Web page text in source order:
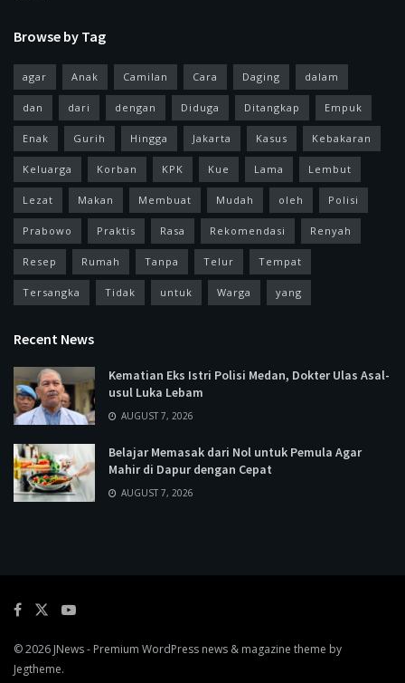
Browse by Tag
agar Anak Camilan Cara Daging dalam
dan dari dengan Diduga Ditangkap Empuk
Enak Gurih Hingga Jakarta Kasus Kebakaran
Keluarga Korban KPK Kue Lama Lembut
Lezat Makan Membuat Mudah oleh Polisi
Prabowo Praktis Rasa Rekomendasi Renyah
Resep Rumah Tanpa Telur Tempat
Tersangka Tidak untuk Warga yang
Recent News
Kematian Eks Istri Polisi Medan, Dokter Ulas Asal-
usul Luka Lebam
AUGUST 7, 2026
Belajar Memasak dari Nol untuk Pemula Agar
Mahir di Dapur dengan Cepat
AUGUST 7, 2026
© 2026 JNews- Premium WordPress news & magazine theme by
Jegtheme.